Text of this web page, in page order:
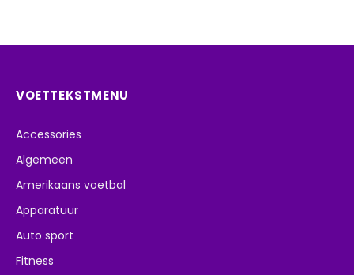
VOETTEKSTMENU
Accessories
Algemeen
Amerikaans voetbal
Apparatuur
Auto sport
Fitness